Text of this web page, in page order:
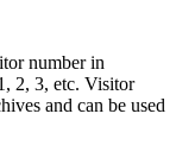
number in
2, 3, etc. Visitor
and can be used